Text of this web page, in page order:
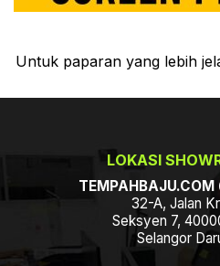
Untuk paparan yang lebih
LOKASI
32-A, Jalan
Seksyen 7,
Selangor